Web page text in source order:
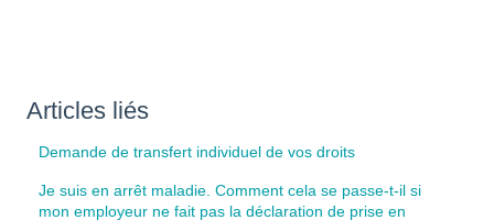
Articles liés
Demande de transfert individuel de vos droits
Je suis en arrêt maladie. Comment cela se passe-t-il si
mon employeur ne fait pas la déclaration de prise en